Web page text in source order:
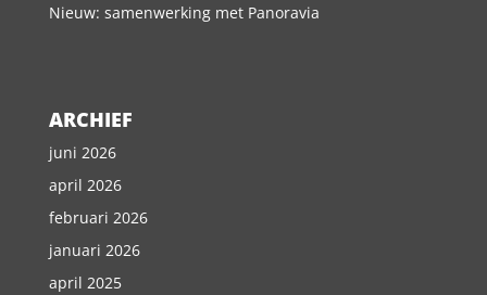
Nieuw: samenwerking met Panoravia
ARCHIEF
juni 2026
april 2026
februari 2026
januari 2026
april 2025